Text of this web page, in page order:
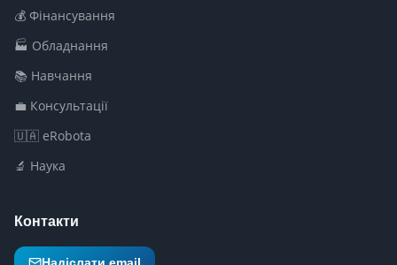
💰 Фінансування
🏭 Обладнання
📚 Навчання
💼 Консультації
🇺🇦 eRobota
🔬 Наука
Контакти